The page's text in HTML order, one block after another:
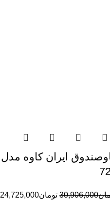
ایران کاوه مدل
30,906,000 تومان24,725,000